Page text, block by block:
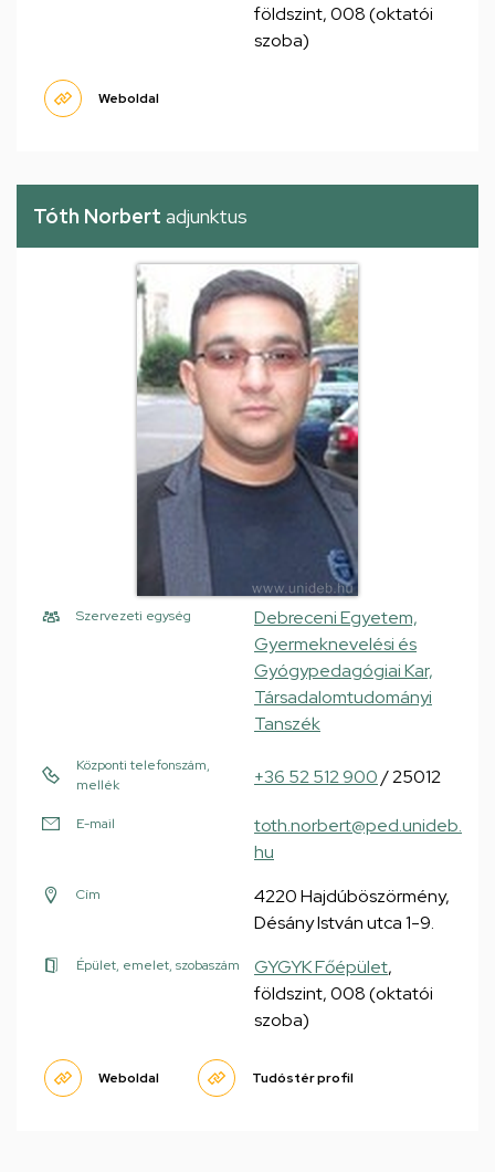
földszint, 008 (oktatói
szoba)
Weboldal
Tóth Norbert adjunktus
Szervezeti egység
Debreceni Egyetem,
Gyermeknevelési és
Gyógypedagógiai Kar,
Társadalomtudományi
Tanszék
Központi telefonszám,
mellék
+36 52 512 900/ 25012
E-mail
toth.norbert@ped.unideb.
hu
Cím
4220 Hajdúböszörmény,
Désány István utca 1-9.
Épület, emelet, szobaszám GYGYK Főépület,
földszint, 008 (oktatói
szoba)
Weboldal Tudóstér profil